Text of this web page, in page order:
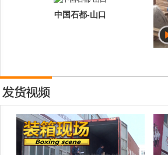
中国石都-山口